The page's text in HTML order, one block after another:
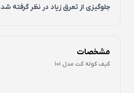
جلوگیزی از تعرق زیاد در نظر گرفته
مشخصات
کیف کوله کت مدل 101